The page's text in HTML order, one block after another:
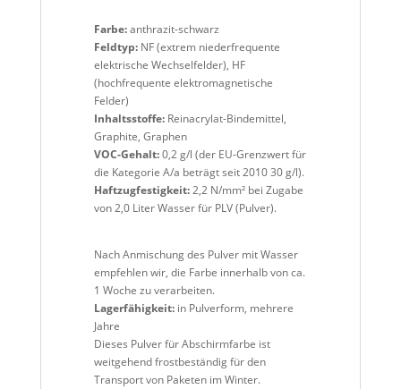
Farbe:anthrazit-schwarz
Feldtyp: NF (extrem niederfrequente
elektrische Wechselfelder), HF
(hochfrequente elektromagnetische
Felder)
Inhaltsstoffe: Reinacrylat-Bindemittel,
Graphite, Graphen
VOC-Gehalt:0,2 g/l (der EU-Grenzwert für
die Kategorie A/a beträgt seit 2010 30 g/l).
Haftzugfestigkeit:2,2 N/mm² bei Zugabe
von 2,0 Liter Wasser für PLV (Pulver).
Nach Anmischung des Pulver mit Wasser
empfehlen wir, die Farbe innerhalb von ca.
1 Woche zu verarbeiten.
Lagerfähigkeit: in Pulverform, mehrere
Jahre
Dieses Pulver für Abschirmfarbe ist
weitgehend frostbeständig für den
Transport von Paketen im Winter.